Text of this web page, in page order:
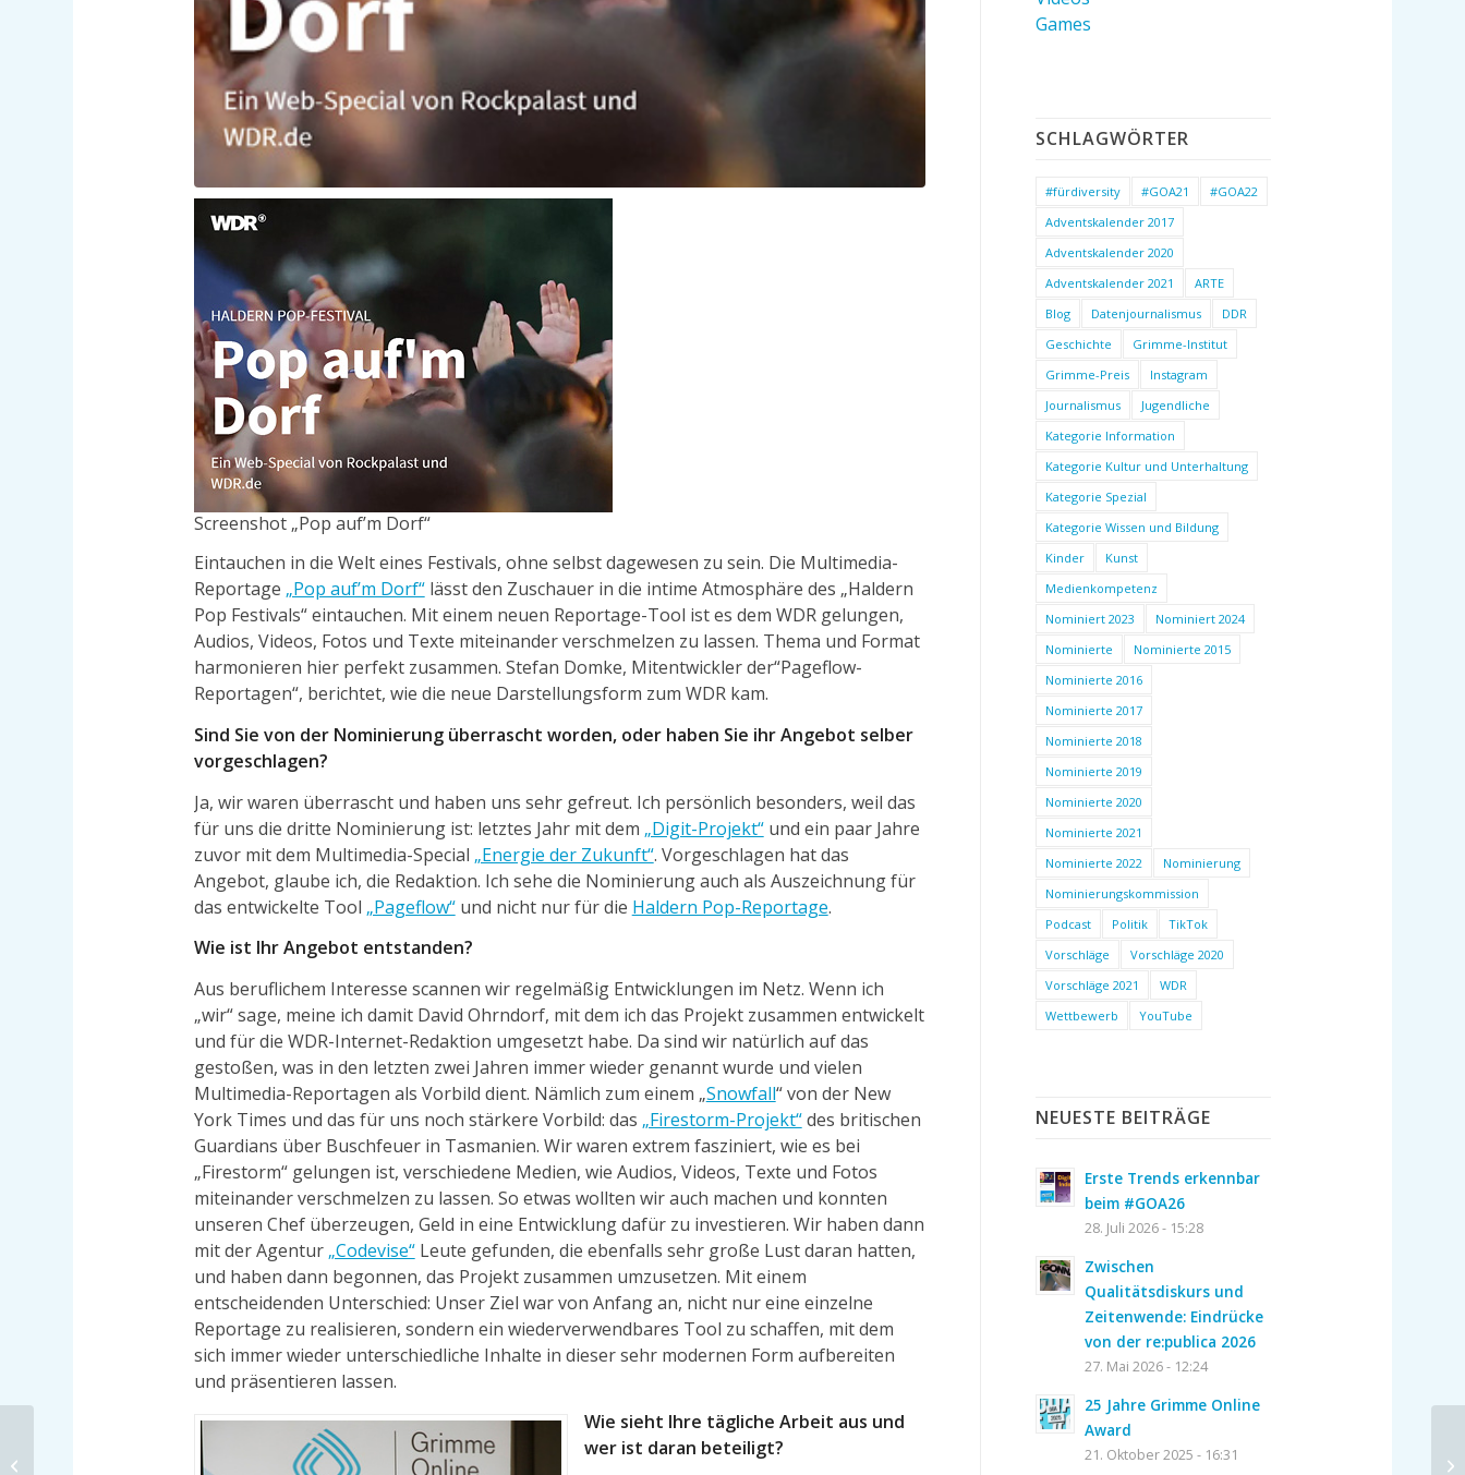
Screenshot „Pop auf’m Dorf“
Eintauchen in die Welt eines Festivals, ohne selbst dagewesen zu sein. Die Multimedia-
Reportage „Pop auf’m Dorf“lässt den Zuschauer in die intime Atmosphäre des „Haldern
Pop Festivals“ eintauchen. Mit einem neuen Reportage-Tool ist es dem WDR gelungen,
Audios, Videos, Fotos und Texte miteinander verschmelzen zu lassen. Thema und Format
harmonieren hier perfekt zusammen. Stefan Domke, Mitentwickler der“Pageflow-
Reportagen“, berichtet, wie die neue Darstellungsform zum WDR kam.
Sind Sie von der Nominierung überrascht worden, oder haben Sie ihr Angebot selber
vorgeschlagen?
Ja, wir waren überrascht und haben uns sehr gefreut. Ich persönlich besonders, weil das
für uns die dritte Nominierung ist: letztes Jahr mit dem „Digit-Projekt“und ein paar Jahre
zuvor mit dem Multimedia-Special „Energie der Zukunft“. Vorgeschlagen hat das
Angebot, glaube ich, die Redaktion. Ich sehe die Nominierung auch als Auszeichnung für
das entwickelte Tool „Pageflow“und nicht nur für die Haldern Pop-Reportage.
Wie ist Ihr Angebot entstanden?
Aus beruflichem Interesse scannen wir regelmäßig Entwicklungen im Netz. Wenn ich
„wir“ sage, meine ich damit David Ohrndorf, mit dem ich das Projekt zusammen entwickelt
und für die WDR-Internet-Redaktion umgesetzt habe. Da sind wir natürlich auf das
gestoßen, was in den letzten zwei Jahren immer wieder genannt wurde und vielen
Multimedia-Reportagen als Vorbild dient. Nämlich zum einem „Snowfall“ von der New
York Times und das für uns noch stärkere Vorbild: das „Firestorm-Projekt“des britischen
Guardians über Buschfeuer in Tasmanien. Wir waren extrem fasziniert, wie es bei
„Firestorm“ gelungen ist, verschiedene Medien, wie Audios, Videos, Texte und Fotos
miteinander verschmelzen zu lassen. So etwas wollten wir auch machen und konnten
unseren Chef überzeugen, Geld in eine Entwicklung dafür zu investieren. Wir haben dann
mit der Agentur „Codevise“Leute gefunden, die ebenfalls sehr große Lust daran hatten,
und haben dann begonnen, das Projekt zusammen umzusetzen. Mit einem
entscheidenden Unterschied: Unser Ziel war von Anfang an, nicht nur eine einzelne
Reportage zu realisieren, sondern ein wiederverwendbares Tool zu schaffen, mit dem
sich immer wieder unterschiedliche Inhalte in dieser sehr modernen Form aufbereiten
und präsentieren lassen.
Wie sieht Ihre tägliche Arbeit aus und
wer ist daran beteiligt?
Games
SCHLAGWÖRTER
#fürdiversity #GOA21
#GOA22
Adventskalender 2017
Adventskalender 2020
Adventskalender 2021
ARTE
Blog
Datenjournalismus
DDR
Geschichte
Grimme-Institut
Grimme-Preis
Instagram
Journalismus
Jugendliche
Kategorie Information
Kategorie Kultur und Unterhaltung
Kategorie Spezial
Kategorie Wissen und Bildung
Kinder
Kunst
Medienkompetenz
Nominiert 2023
Nominiert 2024
Nominierte
Nominierte 2015
Nominierte 2016
Nominierte 2017
Nominierte 2018
Nominierte 2019
Nominierte 2020
Nominierte 2021
Nominierte 2022
Nominierung
Nominierungskommission
Podcast
Politik
TikTok
Vorschläge
Vorschläge 2020
Vorschläge 2021
WDR
Wettbewerb
YouTube
NEUESTE BEITRÄGE
Erste Trends erkennbar
beim #GOA26
28. Juli 2026 - 15:28
Zwischen
Qualitätsdiskurs und
Zeitenwende: Eindrücke
von der re:publica 2026
27. Mai 2026 - 12:24
25 Jahre Grimme Online
Award
21. Oktober 2025 - 16:31